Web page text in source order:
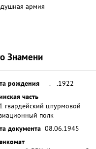
армия
Знамени
рождения
__.__.1922
часть
гвардейский штурмовой
полк
документа 08.06.1945